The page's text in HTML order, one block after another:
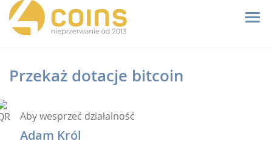
Przekaż dotacje bitcoin
Aby wesprzeć działalność
Adam Król